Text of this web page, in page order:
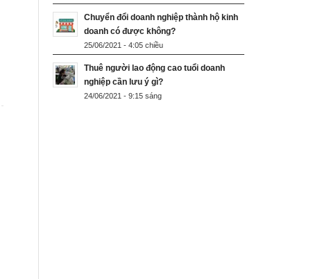
Chuyển đổi doanh nghiệp thành hộ kinh
doanh có được không?
25/06/2021 - 4:05 chiều
Thuê người lao động cao tuổi doanh
nghiệp cần lưu ý gì?
24/06/2021 - 9:15 sáng